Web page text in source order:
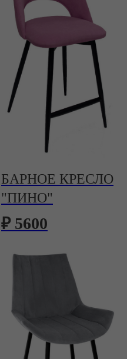
БАРНОЕ КРЕСЛО
"ПИНО"
₽ 5600